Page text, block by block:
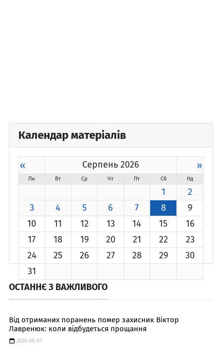
Календар матеріалів
« Серпень 2026 »
Пн Вт Ср Чт Пт Сб Нд
1
2
3
4 5 6 7 8
9
10
11 12 13 14 15
16
17
18 19 20 21 22
23
24
25 26 27 28 29
30
31
ОСТАННЄ З ВАЖЛИВОГО
Від отриманих поранень помер захисник Віктор
Лавренюк: коли відбудеться прощання
2026-08-07